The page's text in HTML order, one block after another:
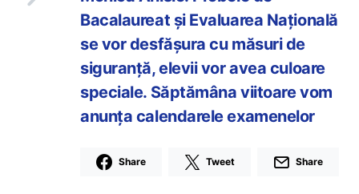
Bacalaureat și Evaluarea Națională
se vor desfășura cu măsuri de
siguranță, elevii vor avea culoare
speciale. Săptămâna viitoare vom
anunța calendarele examenelor
Share Tweet Share